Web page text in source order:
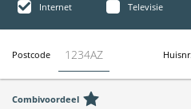
Internet Televisie
Postcode Huisnr.
Combivoordeel